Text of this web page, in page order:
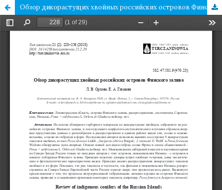
Обзор дикорастущих хвойных российских островов Финского залива